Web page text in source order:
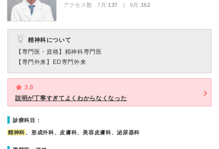
アクセス数 7月:137 | 6月:152
精神科について
【専門医・資格】 精神科専門医
【専門外来】
ED専門外来
3.0
説明が丁寧すぎてよくわからなくなった
診療科目：
精神科 、形成外科、皮膚科、美容皮膚科、泌尿器科